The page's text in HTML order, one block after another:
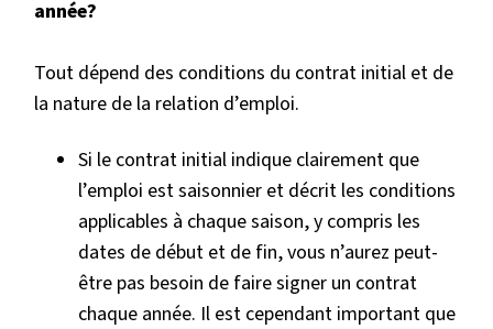
année?
Tout dépend des conditions du contrat initial et de
la nature de la relation d’emploi.
Si le contrat initial indique clairement que
l’emploi est saisonnier et décrit les conditions
applicables à chaque saison, y compris les
dates de début et de fin, vous n’aurez peut-
être pas besoin de faire signer un contrat
chaque année. Il est cependant important que